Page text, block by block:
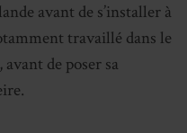
avant de s’installer à
travaillé dans le
de poser sa